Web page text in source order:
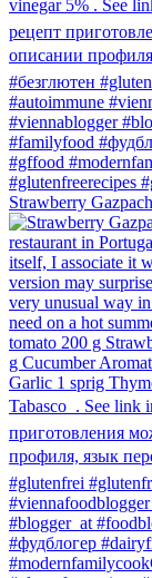
Strawberry